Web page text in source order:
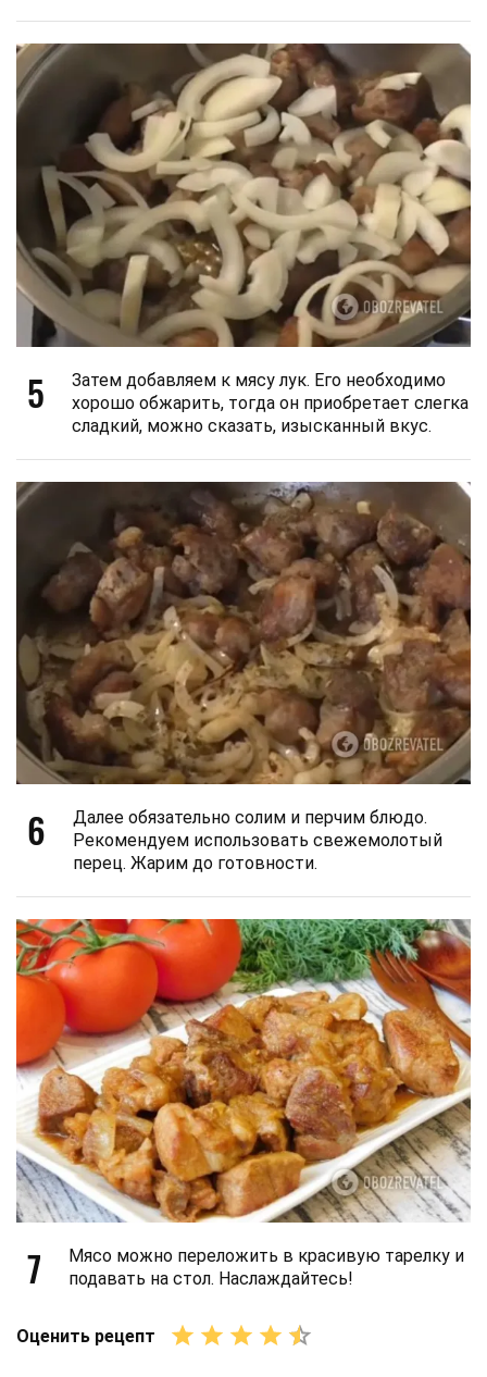
5
Затем добавляем к мясу лук. Его необходимо
хорошо обжарить, тогда он приобретает слегка
сладкий, можно сказать, изысканный вкус.
6
Далее обязательно солим и перчим блюдо.
Рекомендуем использовать свежемолотый
перец. Жарим до готовности.
7
Мясо можно переложить в красивую тарелку и
подавать на стол. Наслаждайтесь!
Оценить рецепт